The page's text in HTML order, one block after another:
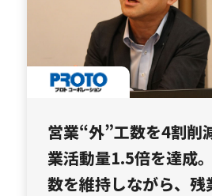
営業“外”工数を4割削
業活動量1.5倍を達成
数を維持しながら、残